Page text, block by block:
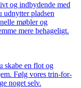
og indbydende med
udnytter pladsen
møbler og
mere behageligt.
skabe en flot og
Følg vores trin-for-
noget selv.